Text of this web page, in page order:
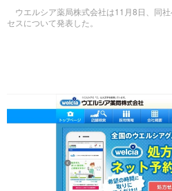
ウエルシア薬局株式会社は11月8日、同
セスについて発表した。